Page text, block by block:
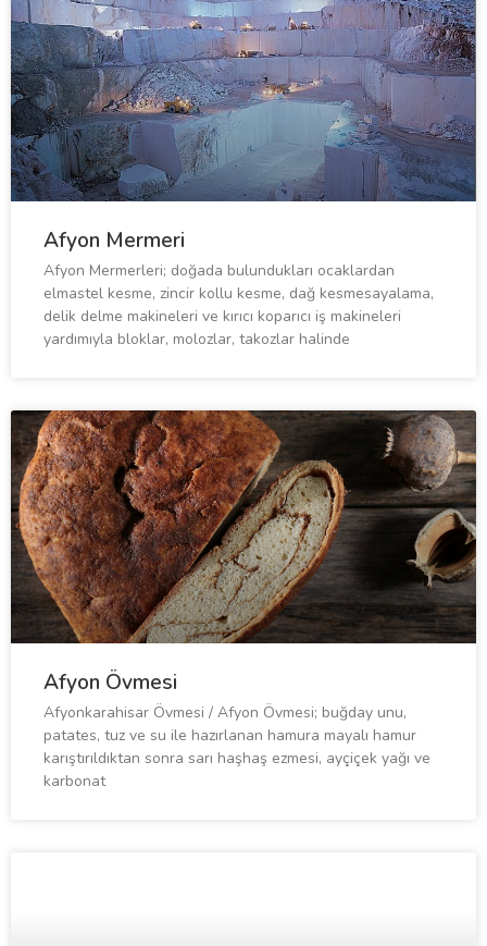
Afyon Mermeri
Afyon Mermerleri; doğada bulundukları ocaklardan
elmastel kesme, zincir kollu kesme, dağ kesmesayalama,
delik delme makineleri ve kırıcı koparıcı iş makineleri
yardımıyla bloklar, molozlar, takozlar halinde
Afyon Övmesi
Afyonkarahisar Övmesi / Afyon Övmesi; buğday unu,
patates, tuz ve su ile hazırlanan hamura mayalı hamur
karıştırıldıktan sonra sarı haşhaş ezmesi, ayçiçek yağı ve
karbonat